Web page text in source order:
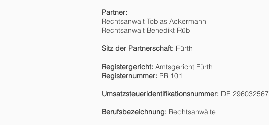
Partner:
Rechtsanwalt Tobias Ackermann
Rechtsanwalt Benedikt Rüb
Sitz der Partnerschaft: Fürth
Registergericht: Amtsgericht Fürth
Registernummer: PR 101
Umsatzsteueridentifikationsnummer: DE 296032567
Berufsbezeichnung: Rechtsanwälte